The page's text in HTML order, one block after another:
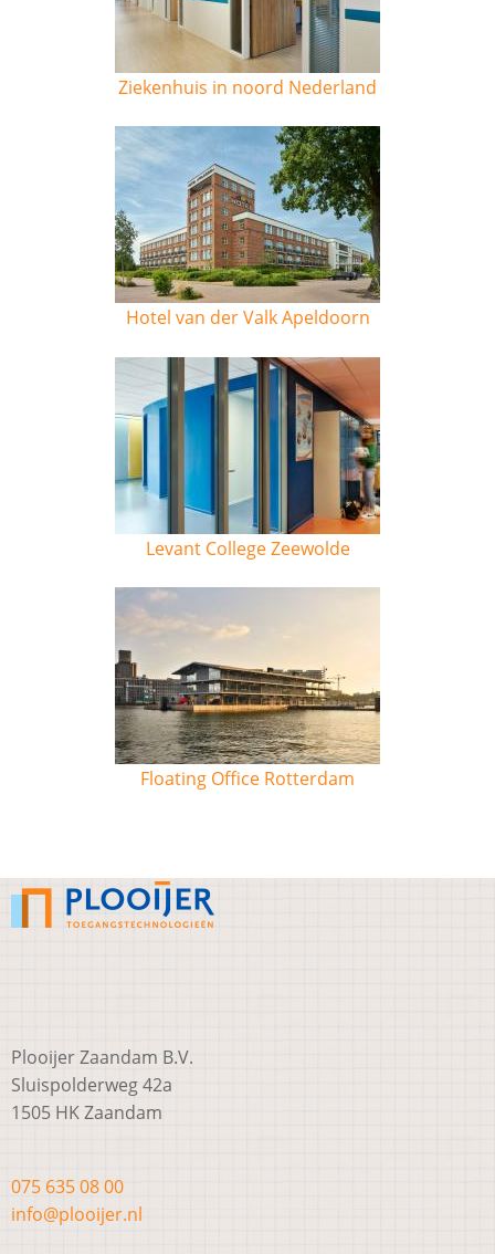
Ziekenhuis in noord Nederland
Hotel van der Valk Apeldoorn
Levant College Zeewolde
Floating Office Rotterdam
Plooijer Zaandam B.V.
Sluispolderweg 42a
1505 HK Zaandam
075 635 08 00
info@plooijer.nl